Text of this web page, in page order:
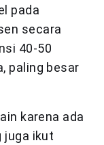
pada
secara
40-50
paling besar
karena ada
juga ikut